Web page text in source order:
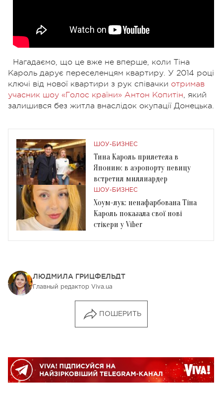
Нагадаємо, що це вже не вперше, коли Тіна
Кароль дарує переселенцям квартиру. У 2014 році
ключі від нової квартири з рук співачки отримав
учасник шоу «Голос країни» Антон Копитін, який
залишився без житла внаслідок окупації Донецька.
ШОУ-БИЗНЕС
Тина Кароль прилетела в
Японию: в аэропорту певицу
встретил миллиардер
ШОУ-БИЗНЕС
Хоум-лук: ненафарбована Тіна
Кароль показала свої нові
стікери у Viber
ЛЮДМИЛА ГРИЦФЕЛЬДТ
Главный редактор Viva.ua
ПОШЕРИТЬ